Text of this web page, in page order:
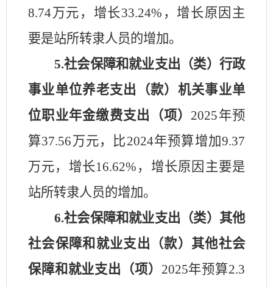
8.74万元， 增长33.24%， 增长原因主
要是站所转隶人员的增加。
5.社会保障和就业支出 （类）行政
事业单位养老支出（款）机关事业单
位职业年金缴费支出（项） 2025年预
算37.56万元，比2024年预算增加9.37
万元， 增长16.62%， 增长原因主要是
站所转隶人员的增加。
6.社会保障和就业支出 （类）其他
社会保障和就业支出（款）其他社会
保障和就业支出（项） 2025年预算2.3